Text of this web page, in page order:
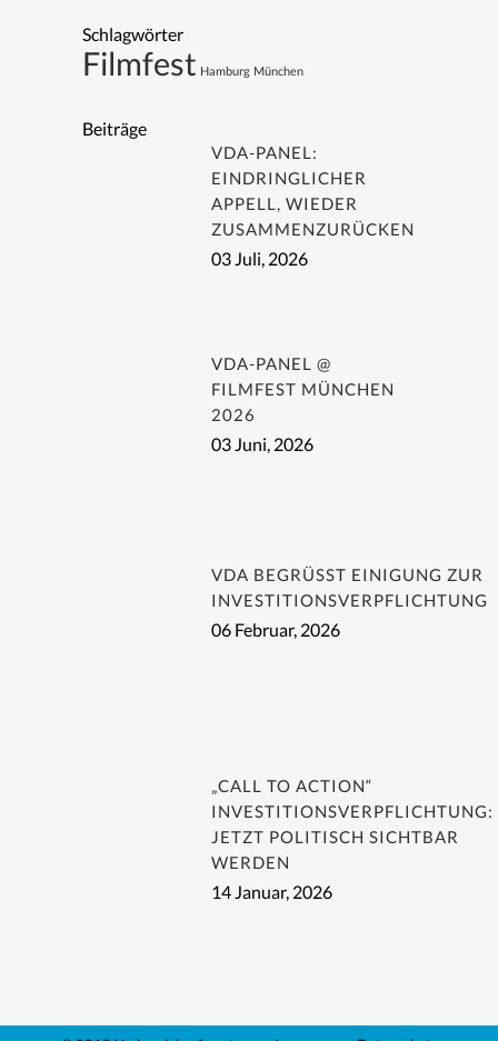
Schlagwörter
Filmfest Hamburg München
Beiträge
VDA-PANEL:
EINDRINGLICHER
APPELL, WIEDER
ZUSAMMENZURÜCKEN
03 Juli, 2026
VDA-PANEL @
FILMFEST MÜNCHEN
2026
03 Juni, 2026
VDA BEGRÜSST EINIGUNG ZUR I
NVESTITIONSVERPFLICHTUNG
06 Februar, 2026
„CALL TO ACTION“
INVESTITIONSVERPFLICHTUNG:
JETZT POLITISCH SICHTBAR
WERDEN
14 Januar, 2026